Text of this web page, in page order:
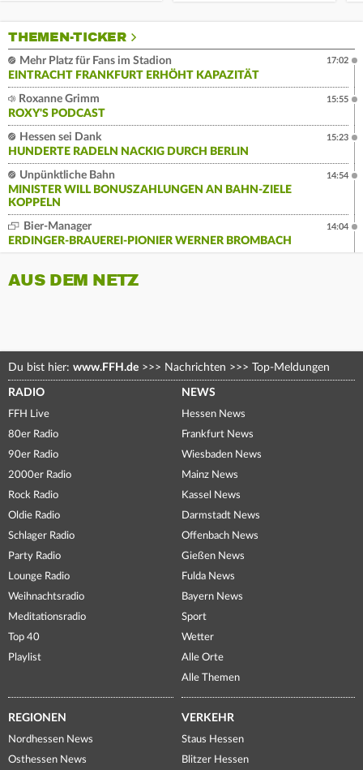
THEMEN-TICKER
Mehr Platz für Fans im Stadion
EINTRACHT FRANKFURT ERHÖHT KAPAZITÄT
17:02
Roxanne Grimm
ROXY'S PODCAST
15:55
Hessen sei Dank
HUNDERTE RADELN NACKIG DURCH BERLIN
15:23
Unpünktliche Bahn
MINISTER WILL BONUSZAHLUNGEN AN BAHN-ZIELE
KOPPELN
14:54
Bier-Manager
ERDINGER-BRAUEREI-PIONIER WERNER BROMBACH
14:04
AUS DEM NETZ
Du bist hier: www.FFH.de >>> Nachrichten >>> Top-Meldungen
RADIO
FFH Live
80er Radio
90er Radio
2000er Radio
Rock Radio
Oldie Radio
Schlager Radio
Party Radio
Lounge Radio
Weihnachtsradio
Meditationsradio
Top 40
Playlist
NEWS
Hessen News
Frankfurt News
Wiesbaden News
Mainz News
Kassel News
Darmstadt News
Offenbach News
Gießen News
Fulda News
Bayern News
Sport
Wetter
Alle Orte
Alle Themen
REGIONEN
Nordhessen News
Osthessen News
VERKEHR
Staus Hessen
Blitzer Hessen